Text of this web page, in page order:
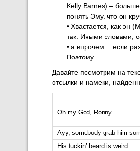
Kelly Barnes) – больше
понять Эму, что он
• Хвастается, как он
так. Иными словами,
• а впрочем… если
Поэтому…
Давайте посмотрим на
отсылки и намеки,
Oh my God, Ronny
Ayy, somebody grab him
His fuckin’ beard is weird